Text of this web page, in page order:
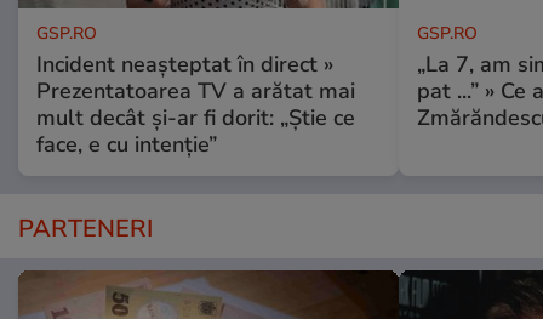
GSP.RO
Incident neașteptat în direct »
Prezentatoarea TV a arătat mai
mult decât și-ar fi dorit: „Știe ce
face, e cu intenție”
GSP.RO
„La 7, am
pat ...” »
PARTENERI